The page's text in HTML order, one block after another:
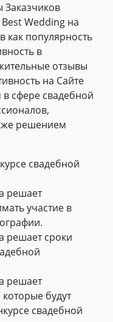
Wedding на
как популярность
в
отзывы
на Сайте
сфере свадебной
решением
свадебной
решает
участие в
решает сроки
решает
будут
свадебной